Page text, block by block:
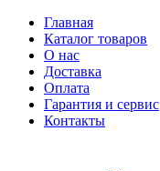
Главная
Каталог товаров
О нас
Доставка
Оплата
Гарантия и сервис
Контакты